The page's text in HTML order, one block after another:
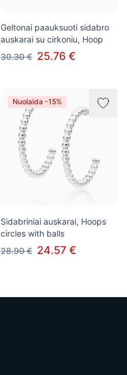
Geltonai paauksuoti sidabro
auskarai su cirkoniu, Hoop
30.30 € 25.76 €
Nuolaida -15%
Sidabriniai auskarai, Hoops
circles with balls
28.90 € 24.57 €